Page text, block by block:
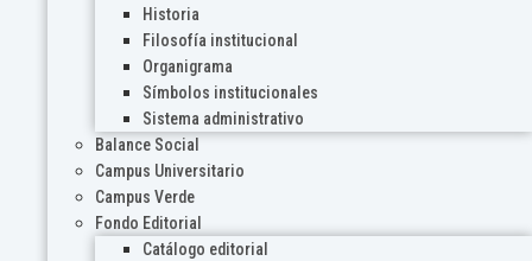
Historia
Filosofía institucional
Organigrama
Símbolos institucionales
Sistema administrativo
Balance Social
Campus Universitario
Campus Verde
Fondo Editorial
Catálogo editorial